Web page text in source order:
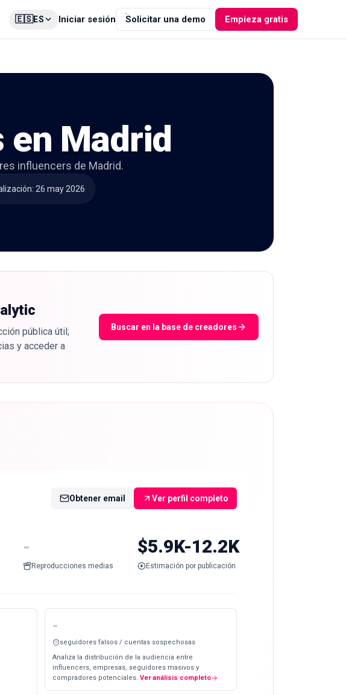
🇪🇸ES Iniciar sesión Solicitar una demo Empieza gratis
en Madrid
influencers de Madrid.
: 26 may 2026
pública útil;
y acceder a
Buscar en la base de creadores
Obtener email Ver perfil completo
-
Reproducciones medias
$5.9K-12.2K
Estimación por publicación
-
seguidores falsos / cuentas sospechosas
Analiza la distribución de la audiencia entre
influencers, empresas, seguidores masivos y
compradores potenciales. Ver análisis completo